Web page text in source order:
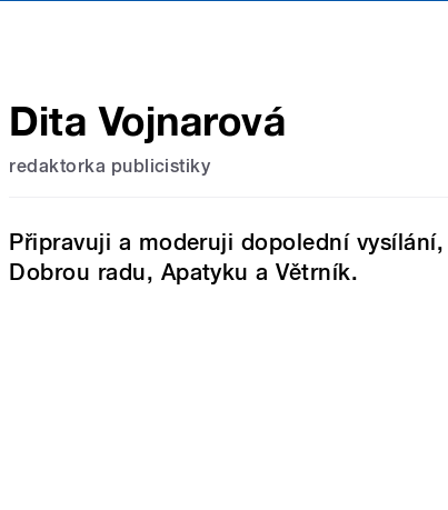
Dita Vojnarová
redaktorka publicistiky
Připravuji a moderuji dopolední vysílání,
Dobrou radu, Apatyku a Větrník.